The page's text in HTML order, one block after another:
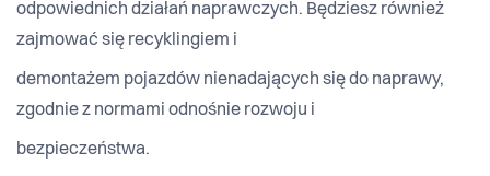
odpowiednich działań naprawczych. Będziesz również
zajmować się recyklingiem i
demontażem pojazdów nienadających się do naprawy,
zgodnie z normami odnośnie rozwoju i
bezpieczeństwa.